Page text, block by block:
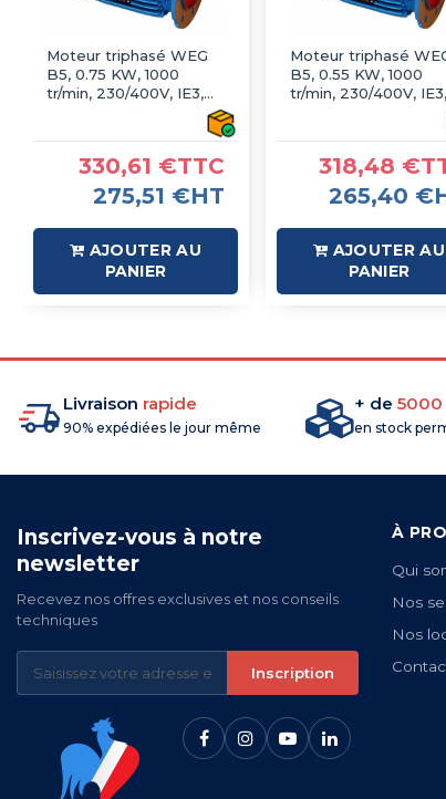
Moteur triphasé WEG
B5, 0.75 KW, 1000
tr/min, 230/400V, IE3,
330,61 €TTC
275,51 €HT
AJOUTER AU
PANIER
Moteur triphasé
B5, 0.55 KW, 1000
tr/min, 230/400V, IE3,
318,48
265,40
AJOUTER AU
PANIER
Livraison rapide
90% expédiées le jour même
+ de 5000
en stock
Inscrivez-vous à notre
newsletter
Recevez nos offres exclusives et nos conseils
techniques
Inscription
À
Qui
Nos
Nos